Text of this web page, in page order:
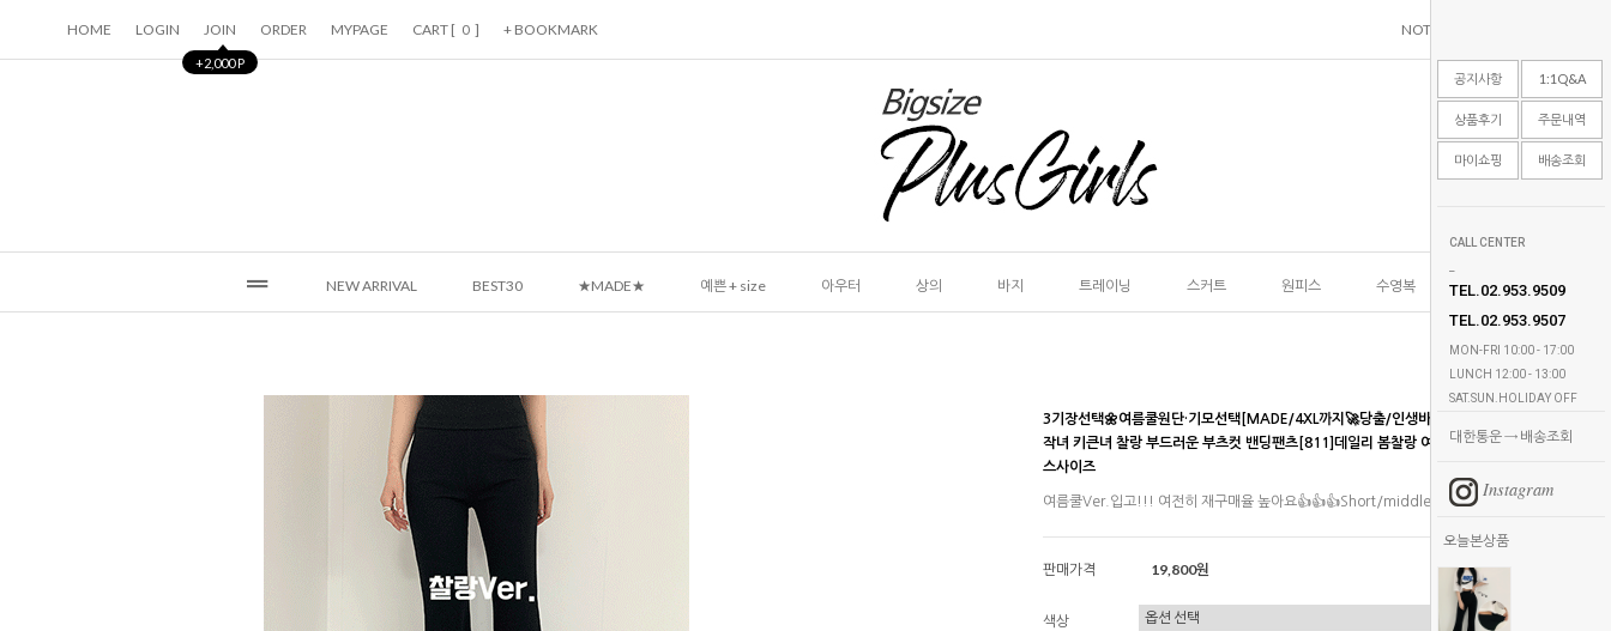
공지사항 1:1Q&A
상품후기 주문내역
마이쇼핑 배송조회
CALL CENTER
TEL.02.953.9509
TEL.02.953.9507
MON-FRI 10:00 - 17:00
LUNCH 12:00 - 13:00
SAT.SUN.HOLIDAY OFF
대한통운 → 배송조회
Instagram
오늘본상품
HOME LOGIN JOIN
+2,000 P
ORDER MYPAGE CART [ 0 ] + BOOKMARK NOTICE
NEW ARRIVAL BEST30 ★MADE★ 예쁜 + size 아우터 상의 바지 트레이닝 스커트 원피스 수영복 언더웨어
3기장선택🌼여름쿨원단·기모선택[MADE/4XL까지🚀당출/인생바지👍완벽핏보장!]빅사이즈 새
작녀 키큰녀 찰랑 부드러운 부츠컷 밴딩팬츠[811]데일리 봄찰랑 여름쿨 가을쿠션 겨울기모 통통
스사이즈
여름쿨Ver.입고!!! 여전히 재구매율 높아요👍👍👍Short/middle/Long tp가지 기장 굿초이스
판매가격 19,800원
색상